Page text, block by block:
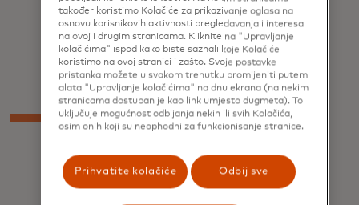
regijama.
također koristimo Kolačiće za prikazivanje oglasa na
osnovu korisnikovih aktivnosti pregledavanja i interesa
na ovoj i drugim stranicama. Kliknite na "Upravljanje
kolačićima" ispod kako biste saznali koje Kolačiće
koristimo na ovoj stranici i zašto. Svoje postavke
pristanka možete u svakom trenutku promijeniti putem
alata "Upravljanje kolačićima" na dnu ekrana (na nekim
stranicama dostupan je kao link umjesto dugmeta). To
uključuje mogućnost odbijanja nekih ili svih Kolačića,
osim onih koji su neophodni za funkcionisanje stranice.
Prihvatite kolačiće Odbij sve